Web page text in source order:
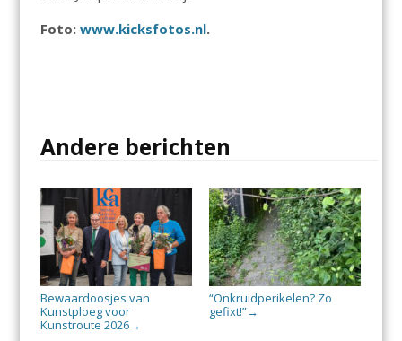
Foto: www.kicksfotos.nl.
Andere berichten
Bewaardoosjes van
Kunstploeg voor
Kunstroute 2026→
“Onkruidperikelen? Zo
gefixt!”→